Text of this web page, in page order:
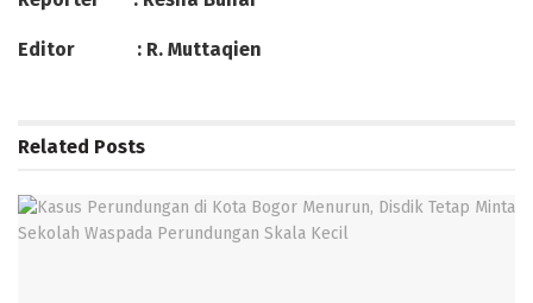
Editor : R. Muttaqien
Related Posts